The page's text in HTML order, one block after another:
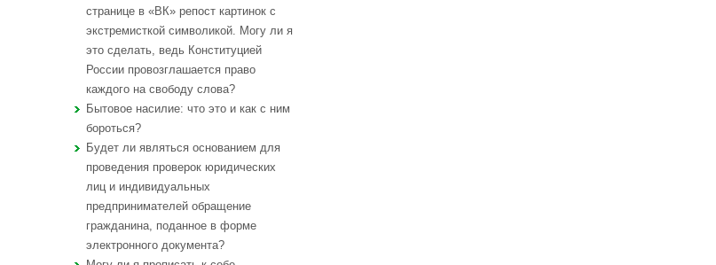
странице в «ВК» репост картинок с
экстремисткой символикой. Могу ли я
это сделать, ведь Конституцией
России провозглашается право
каждого на свободу слова?
Бытовое насилие: что это и как с ним
бороться?
Будет ли являться основанием для
проведения проверок юридических
лиц и индивидуальных
предпринимателей обращение
гражданина, поданное в форме
электронного документа?